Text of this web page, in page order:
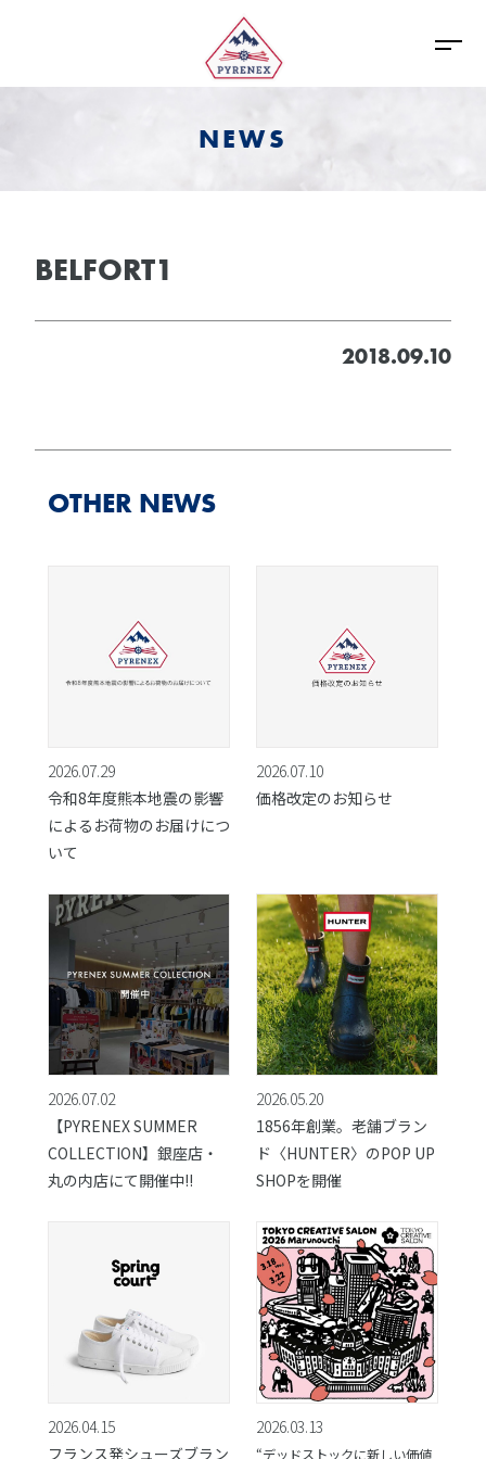
NEWS
BELFORT1
2018.09.10
OTHER NEWS
2026.07.29
令和8年度熊本地震の影響
によるお荷物のお届けにつ
いて
2026.07.10
価格改定のお知らせ
2026.07.02
【PYRENEX SUMMER
COLLECTION】銀座店・
丸の内店にて開催中!!
2026.05.20
1856年創業。老舗ブラン
ド〈HUNTER〉のPOP UP
SHOPを開催
2026.04.15
フランス発シューズブラン
2026.03.13
“デッドストックに新しい価値